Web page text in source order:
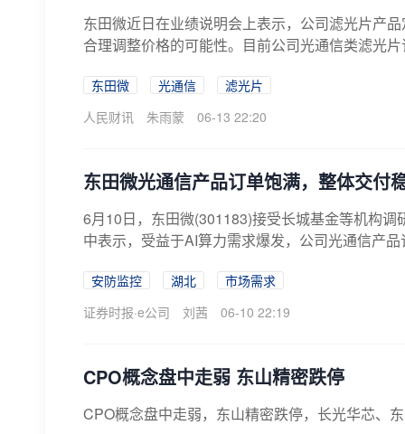
东田微近日在业绩说明会上表示，公司滤光片产
合理调整价格的可能性。目前公司光通信类滤光
东田微 光通信
滤光片
人民财讯
朱雨蒙 06-13 22:20
东田微光通信产品订单饱满，整体交付
6月10日，东田微(301183)接受长城基金等机构
中表示，受益于AI算力需求爆发，公司光通信产
安防监控 湖北
市场需求
证券时报·e公司
刘茜 06-10 22:19
CPO概念盘中走弱 东山精密跌停
CPO概念盘中走弱，东山精密跌停，长光华芯、